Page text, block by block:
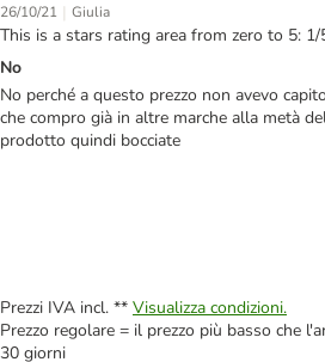
26/10/21 | Giulia
This is a stars rating area from zero to 5: 1/
No
No perché a questo prezzo non avevo
che compro già in altre marche alla metà
prodotto quindi bocciate
Prezzi IVA incl. ** Visualizza condizioni.
Prezzo regolare = il prezzo più basso che
30 giorni